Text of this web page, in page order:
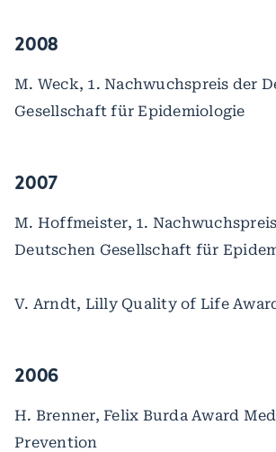
2008
M. Weck, 1. Nachwuchspreis der
Gesellschaft für Epidemiologie
2007
M. Hoffmeister, 1.
Deutschen Gesellschaft für
V. Arndt, Lilly Quality of Life
2006
H. Brenner, Felix Burda Award
Prevention